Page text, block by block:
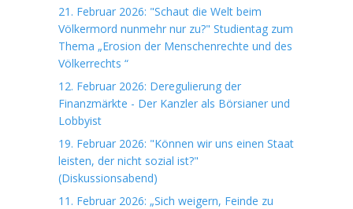
21. Februar 2026: "Schaut die Welt beim
Völkermord nunmehr nur zu?" Studientag zum
Thema „Erosion der Menschenrechte und des
Völkerrechts “
12. Februar 2026: Deregulierung der
Finanzmärkte - Der Kanzler als Börsianer und
Lobbyist
19. Februar 2026: "Können wir uns einen Staat
leisten, der nicht sozial ist?"
(Diskussionsabend)
11. Februar 2026: „Sich weigern, Feinde zu